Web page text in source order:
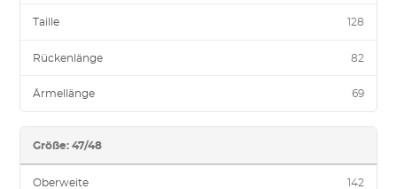
Taille 128
Rückenlänge 82
Ärmellänge 69
Größe: 47/48
Oberweite 142